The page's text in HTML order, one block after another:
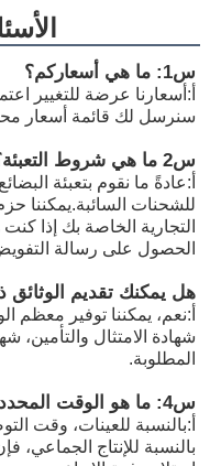
R902154643
R902233884
R902106321
R902198594
R902220946
R902255713
R902225083
س1: ما هي أسعاركم؟
أ: أسعارنا عرضة للتغيير
سنرسل لك قائمة أسعار
س2 ما هي شروط التعبئة؟
أ:عادةً ما نقوم بتعبئة
للشحنات السائبة.يمكننا
التجارية الخاصة بك إذا
الحصول على رسالة
هل يمكنك تقديم الوثائق
أ:نعم، يمكننا توفير معظم
شهادة الامتثال والتأمين،
المطلوبة.
س4: ما هو الوقت المحدد لإزالة الملفات؟
أ:بالنسبة للعينات، وقت التوصيل